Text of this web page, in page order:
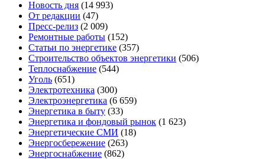
Новость дня (14 993)
От редакции (47)
Пресс-релиз (2 009)
Ремонтные работы (152)
Статьи по энергетике (357)
Строительство объектов энергетики (506)
Теплоснабжение (544)
Уголь (651)
Электротехника (300)
Электроэнергетика (6 659)
Энергетика в быту (33)
Энергетика и фондовый рынок (1 623)
Энергетические СМИ (18)
Энергосбережение (263)
Энергоснабжение (862)